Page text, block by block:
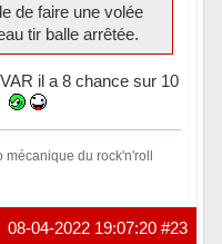
de faire une volée
tir balle arrêtée.
il a 8 chance sur 10
du rock'n'roll
#23
08-04-2022 19:07:20